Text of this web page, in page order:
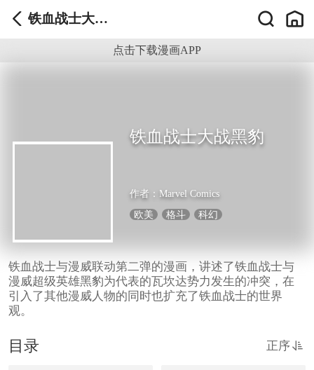
铁血战士大战
点击下载漫画APP
铁血战士大战黑豹
作者：Marvel Comics
欧美
格斗 科幻
铁血战士与漫威联动第二弹的漫画，讲述了铁血战士与
漫威超级英雄黑豹为代表的瓦坎达势力发生的冲突，在
引入了其他漫威人物的同时也扩充了铁血战士的世界
观。
目录 正序